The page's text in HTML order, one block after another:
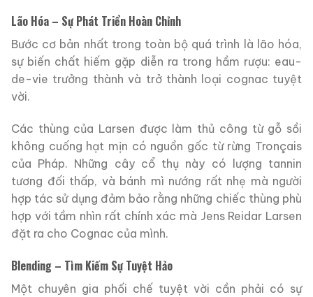
Lão Hóa – Sự Phát Triển Hoàn Chỉnh
Bước cơ bản nhất trong toàn bộ quá trình là lão hóa,
sự biến chất hiếm gặp diễn ra trong hầm rượu: eau-
de-vie trưởng thành và trở thành loại cognac tuyệt
vời.
Các thùng của Larsen được làm thủ công từ gỗ sồi
không cuống hạt mịn có nguồn gốc từ rừng Tronçais
của Pháp. Những cây cổ thụ này có lượng tannin
tương đối thấp, và bánh mì nướng rất nhẹ mà người
hợp tác sử dụng đảm bảo rằng những chiếc thùng phù
hợp với tầm nhìn rất chính xác mà Jens Reidar Larsen
đặt ra cho Cognac của mình.
Blending – Tìm Kiếm Sự Tuyệt Hảo
Một chuyên gia phối chế tuyệt vời cần phải có sự